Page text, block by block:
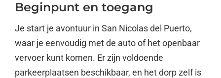
Beginpunt en toegang
Je start je avontuur in San Nicolas del Puerto,
waar je eenvoudig met de auto of het openbaar
vervoer kunt komen. Er zijn voldoende
parkeerplaatsen beschikbaar, en het dorp zelf is